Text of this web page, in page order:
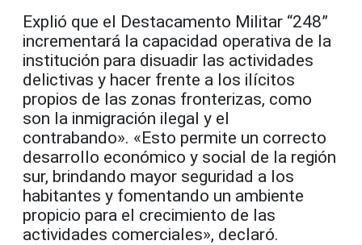
Explió que el Destacamento Militar “248”
incrementará la capacidad operativa de la
institución para disuadir las actividades
delictivas y hacer frente a los ilícitos
propios de las zonas fronterizas, como
son la inmigración ilegal y el
contrabando». «Esto permite un correcto
desarrollo económico y social de la región
sur, brindando mayor seguridad a los
habitantes y fomentando un ambiente
propicio para el crecimiento de las
actividades comerciales», declaró.